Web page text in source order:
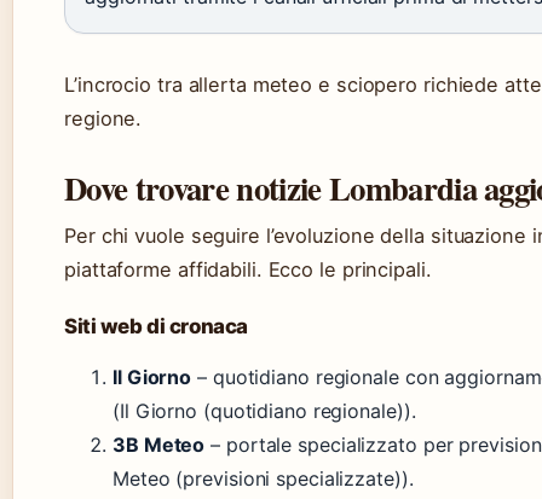
L’incrocio tra allerta meteo e sciopero richiede
regione.
Dove trovare notizie Lombardia
Per chi vuole seguire l’evoluzione della
piattaforme affidabili. Ecco le principali.
Siti web di cronaca
Il Giorno – quotidiano regionale con
(Il Giorno (quotidiano regionale)).
3B Meteo – portale specializzato per
Meteo (previsioni specializzate)).